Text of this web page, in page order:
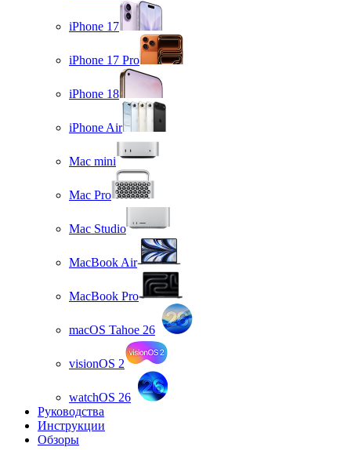
iPhone 17
iPhone 17 Pro
iPhone 18
iPhone Air
Mac mini
Mac Pro
Mac Studio
MacBook Air
MacBook Pro
macOS Tahoe 26
visionOS 2
watchOS 26
Руководства
Инструкции
Обзоры